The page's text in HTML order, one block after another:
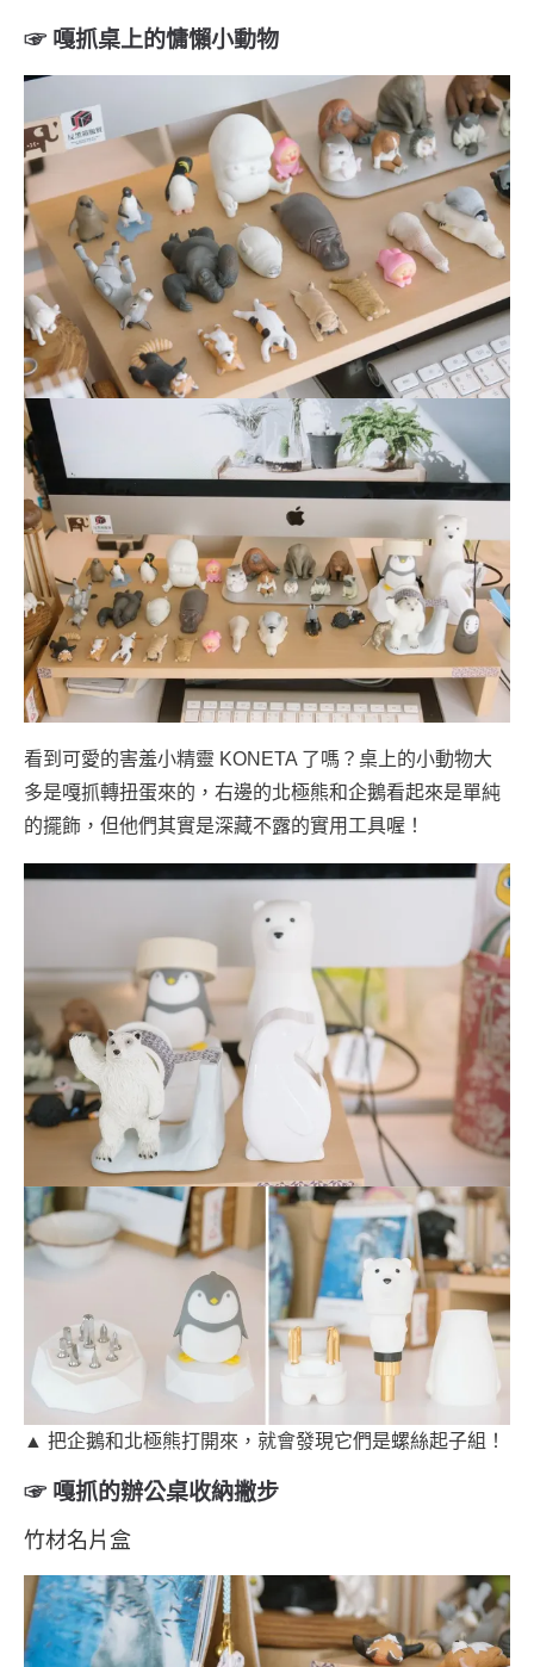
☞ 嘎抓桌上的慵懶小動物
看到可愛的害羞小精靈 KONETA 了嗎？桌上的小動物大
多是嘎抓轉扭蛋來的，右邊的北極熊和企鵝看起來是單純
的擺飾，但他們其實是深藏不露的實用工具喔！
▲ 把企鵝和北極熊打開來，就會發現它們是螺絲起子組！
☞ 嘎抓的辦公桌收納撇步
竹材名片盒